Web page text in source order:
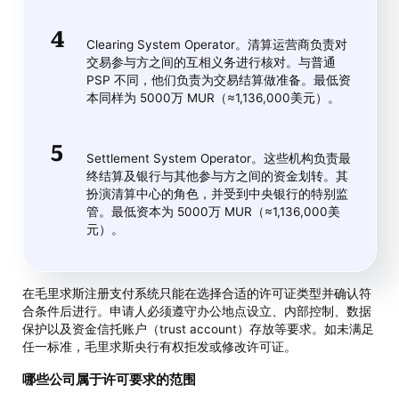
Clearing System Operator。清算运营商负责对
交易参与方之间的互相义务进行核对。与普通
PSP 不同，他们负责为交易结算做准备。最低资
本同样为 5000万 MUR（≈1,136,000美元）。
Settlement System Operator。这些机构负责最
终结算及银行与其他参与方之间的资金划转。其
扮演清算中心的角色，并受到中央银行的特别监
管。最低资本为 5000万 MUR（≈1,136,000美
元）。
在毛里求斯注册支付系统只能在选择合适的许可证类型并确认符
合条件后进行。申请人必须遵守办公地点设立、内部控制、数据
保护以及资金信托账户（trust account）存放等要求。如未满足
任一标准，毛里求斯央行有权拒发或修改许可证。
哪些公司属于许可要求的范围